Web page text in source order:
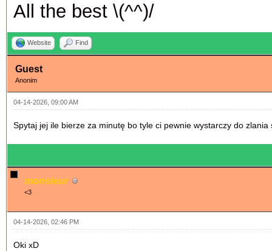
All the best \(^^)/
Website Find
Guest
Anonim
04-14-2026, 09:00 AM
Spytaj jej ile bierze za minutę bo tyle ci pewnie wystarczy do zlania
monsieur
<3
04-14-2026, 02:46 PM
Oki xD